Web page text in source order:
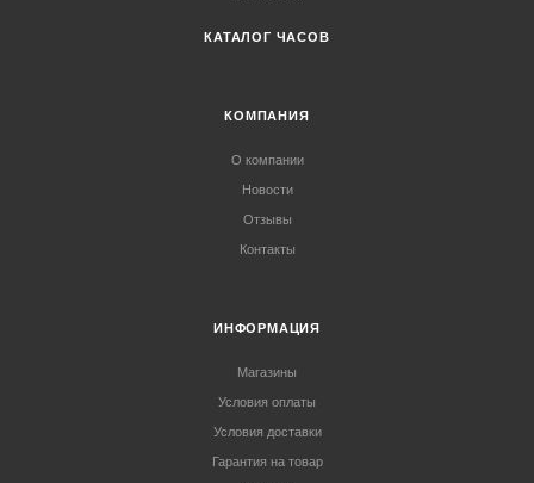
КАТАЛОГ ЧАСОВ
КОМПАНИЯ
О компании
Новости
Отзывы
Контакты
ИНФОРМАЦИЯ
Магазины
Условия оплаты
Условия доставки
Гарантия на товар